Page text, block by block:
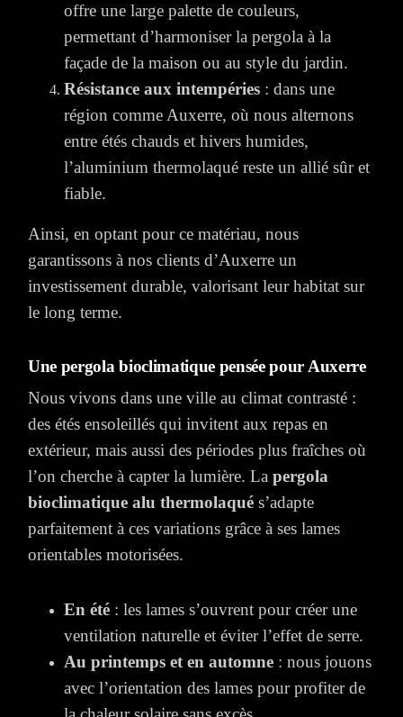
offre une large palette de couleurs,
permettant d’harmoniser la pergola à la
façade de la maison ou au style du jardin.
Résistance aux intempéries : dans une
région comme Auxerre, où nous alternons
entre étés chauds et hivers humides,
l’aluminium thermolaqué reste un allié sûr et
fiable.
Ainsi, en optant pour ce matériau, nous
garantissons à nos clients d’Auxerre un
investissement durable, valorisant leur habitat sur
le long terme.
Une pergola bioclimatique pensée pour Auxerre
Nous vivons dans une ville au climat contrasté :
des étés ensoleillés qui invitent aux repas en
extérieur, mais aussi des périodes plus fraîches où
l’on cherche à capter la lumière. La pergola
bioclimatique alu thermolaqué s’adapte
parfaitement à ces variations grâce à ses lames
orientables motorisées.
En été : les lames s’ouvrent pour créer une
ventilation naturelle et éviter l’effet de serre.
Au printemps et en automne : nous jouons
avec l’orientation des lames pour profiter de